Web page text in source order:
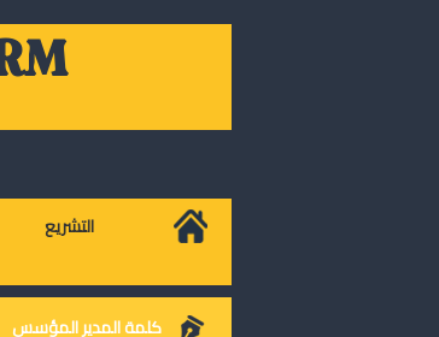
التشريع
كلمة المدير المؤسس